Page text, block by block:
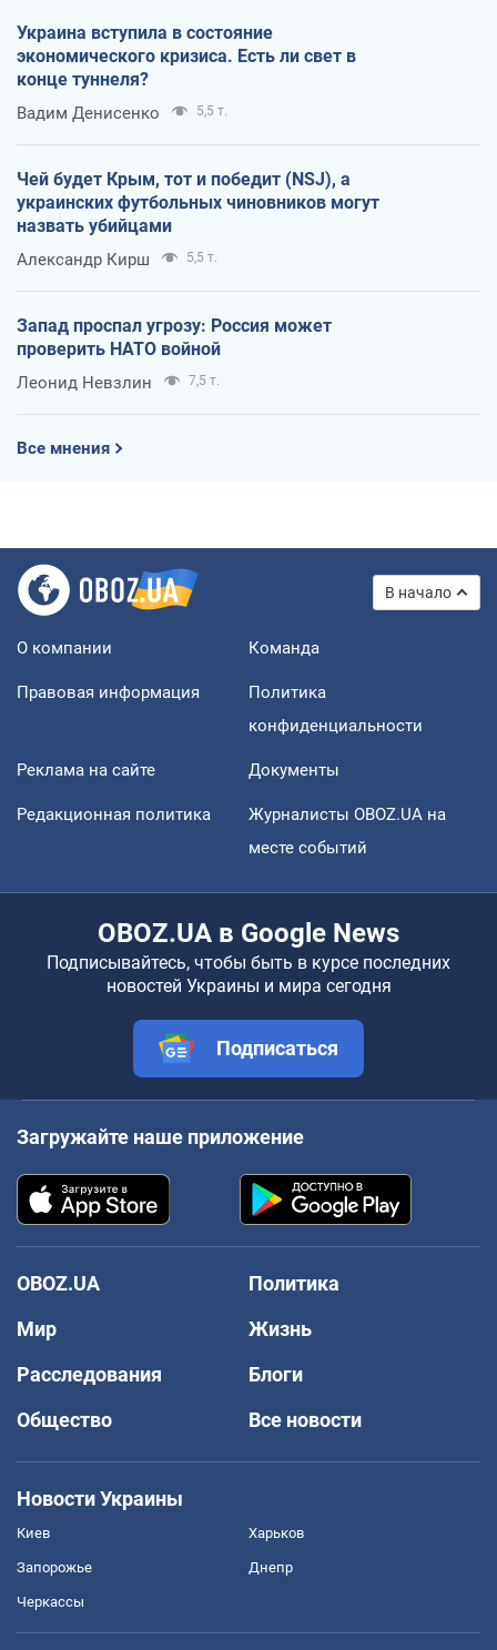
Украина вступила в состояние
экономического кризиса. Есть ли свет в
конце туннеля?
Вадим Денисенко 5,5 т.
Чей будет Крым, тот и победит (NSJ), а
украинских футбольных чиновников могут
назвать убийцами
Александр Кирш 5,5 т.
Запад проспал угрозу: Россия может
проверить НАТО войной
Леонид Невзлин 7,5 т.
Все мнения
В начало
О компании Команда
Правовая информация
Политика
конфиденциальности
Реклама на сайте Документы
Редакционная политика
Журналисты OBOZ.UA на
месте событий
OBOZ.UA в Google News
Подписывайтесь, чтобы быть в курсе последних
новостей Украины и мира сегодня
Подписаться
Загружайте наше приложение
OBOZ.UA
Политика
Мир
Жизнь
Расследования
Блоги
Общество
Все новости
Новости Украины
Киев Харьков
Запорожье Днепр
Черкассы